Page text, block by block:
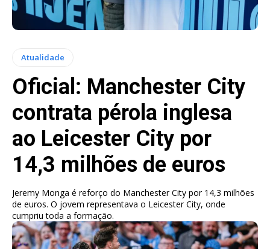
Atualidade
Oficial: Manchester City
contrata pérola inglesa
ao Leicester City por
14,3 milhões de euros
Jeremy Monga é reforço do Manchester City por 14,3 milhões
de euros. O jovem representava o Leicester City, onde
cumpriu toda a formação.